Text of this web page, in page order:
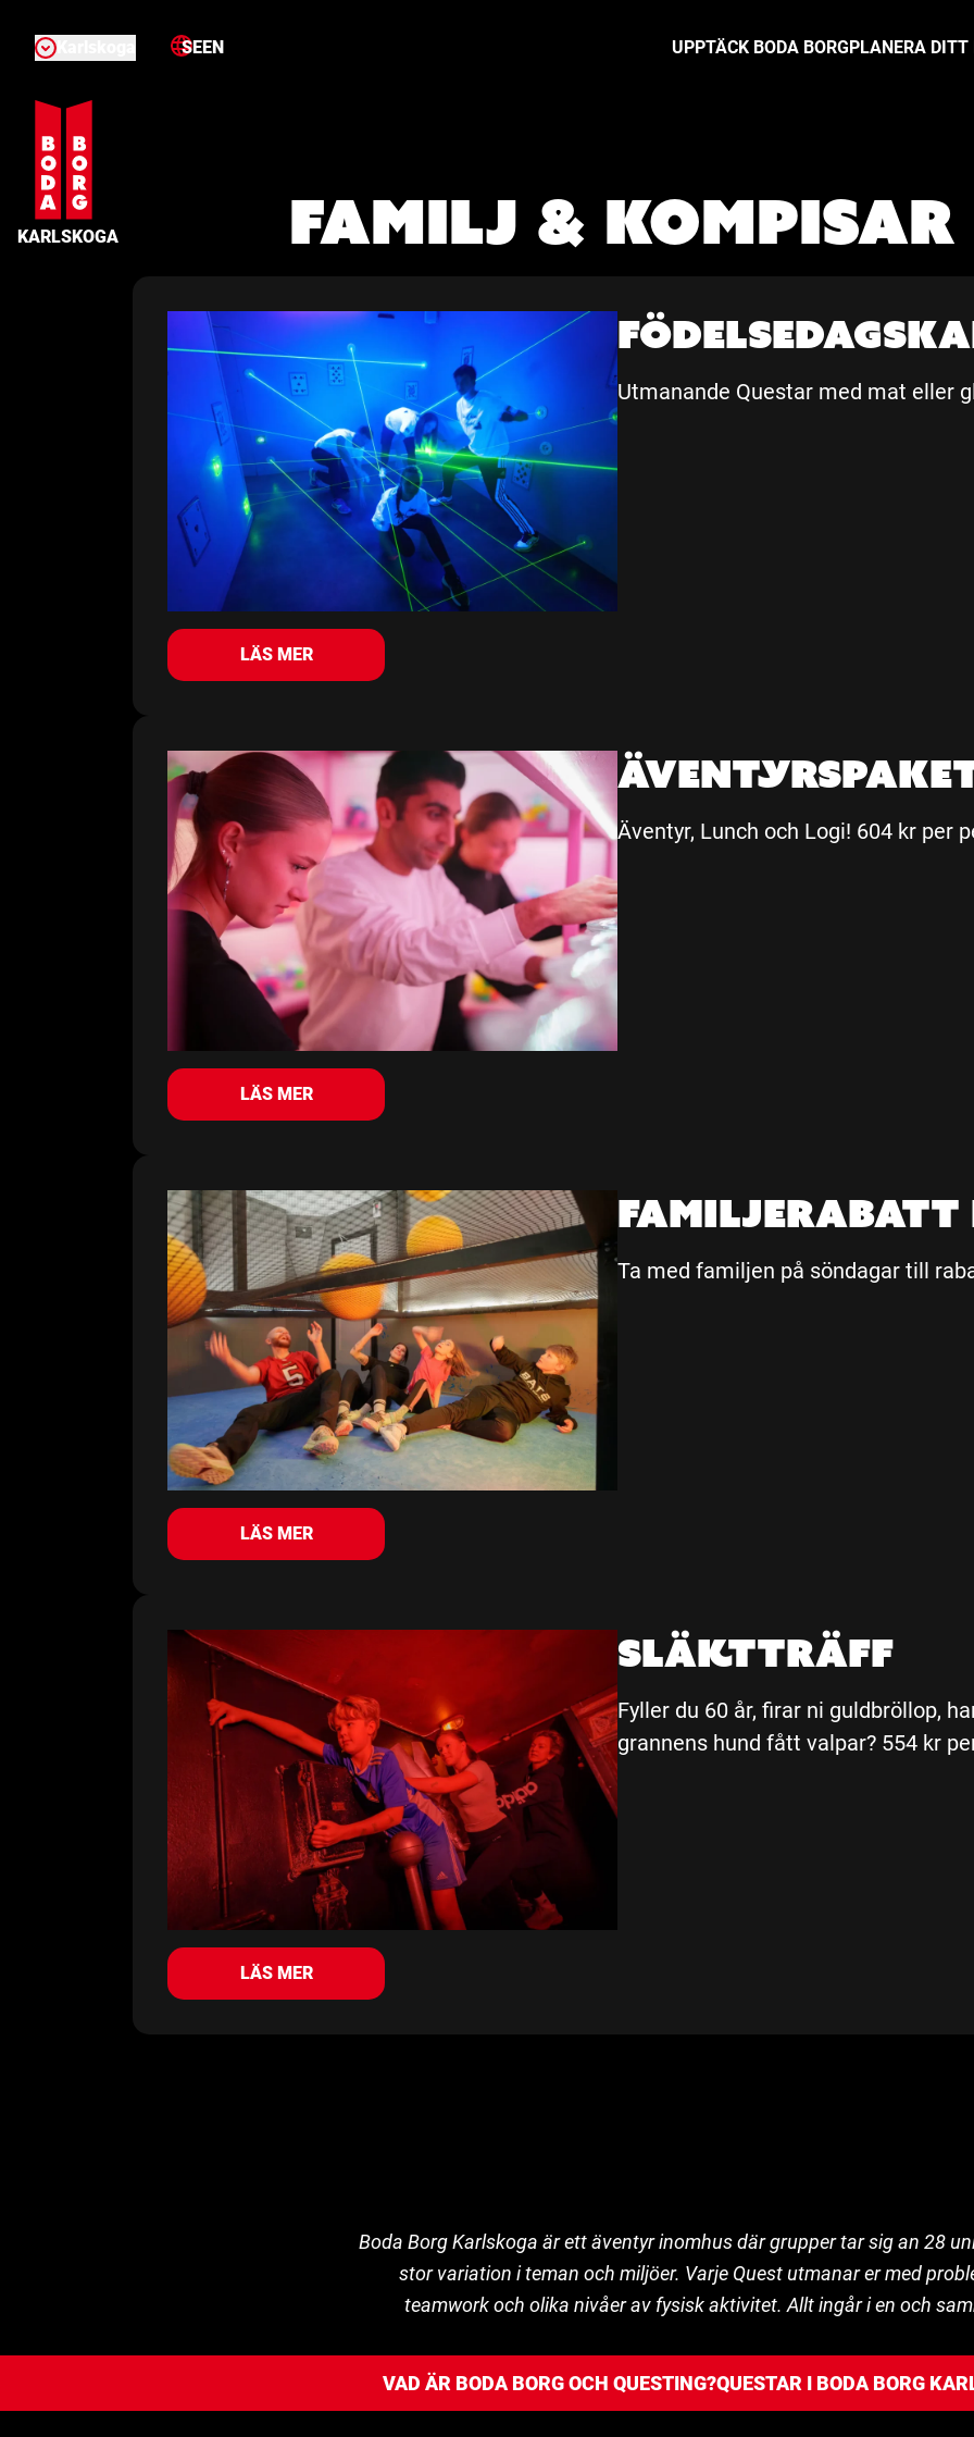
SEEN UPPTÄCK BODA BORGPLANERA DITT
KARLSKOGA Familj & Kompisar
Utmanande Questar med mat eller
LÄS MER
Äventyr, Lunch och Logi! 604 kr per
LÄS MER
Familjerabatt
Ta med familjen på söndagar till
LÄS MER
Släktträff
Fyller du 60 år, firar ni guldbröllop,
grannens hund fått valpar? 554 kr
LÄS MER
Boda Borg Karlskoga är ett äventyr inomhus där grupper tar sig an 28
stor variation i teman och miljöer. Varje Quest utmanar er med
teamwork och olika nivåer av fysisk aktivitet. Allt ingår i en och
VAD ÄR BODA BORG OCH QUESTING?QUESTAR I BODA BORG